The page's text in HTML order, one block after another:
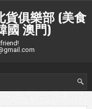
貨俱樂部 (美食
國 澳門)